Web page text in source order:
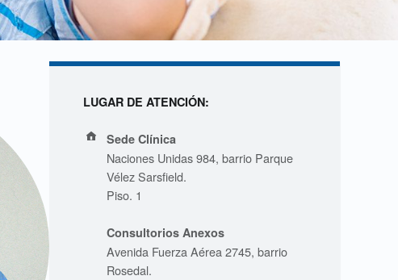
LUGAR DE ATENCIÓN:
Address:
Sede Clínica
Naciones Unidas 984, barrio Parque
Vélez Sarsfield.
Piso. 1
Consultorios Anexos
Avenida Fuerza Aérea 2745, barrio
Rosedal.